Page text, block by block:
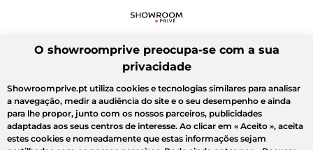
O showroomprive preocupa-se com a sua
privacidade
Showroomprive.pt utiliza cookies e tecnologias similares para analisar
a navegação, medir a audiência do site e o seu desempenho e ainda
para lhe propor, junto com os nossos parceiros, publicidades
adaptadas aos seus centros de interesse. Ao clicar em « Aceito », aceita
estes cookies e nomeadamente que estas informações sejam